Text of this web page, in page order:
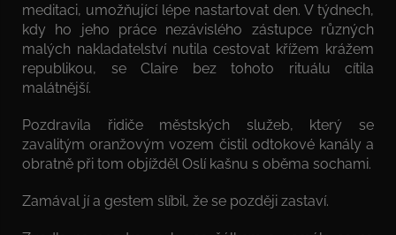
meditaci, umožňující lépe nastartovat den. V týdnech,
kdy ho jeho práce nezávislého zástupce různých
malých nakladatelství nutila cestovat křížem krážem
republikou, se Claire bez tohoto rituálu cítila
malátnější.
Pozdravila řidiče městských služeb, který se
zavalitým oranžovým vozem čistil odtokové kanály a
obratně při tom objížděl Oslí kašnu s oběma sochami.
Zamával jí a gestem slíbil, že se později zastaví.